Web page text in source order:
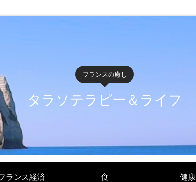
フランスの癒し
タラソテラピー＆ライフ
ランス経済 食 健康